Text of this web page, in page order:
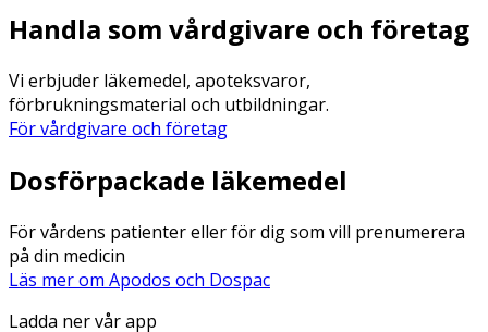
Handla som vårdgivare och företag
Vi erbjuder läkemedel, apoteksvaror,
förbrukningsmaterial och utbildningar.
För vårdgivare och företag
Dosförpackade läkemedel
För vårdens patienter eller för dig som vill prenumerera
på din medicin
Läs mer om Apodos och Dospac
Ladda ner vår app